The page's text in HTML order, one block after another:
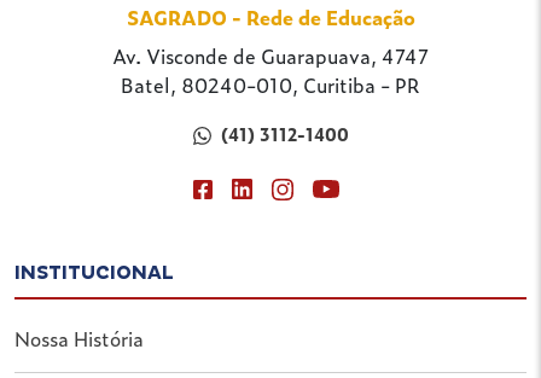
SAGRADO - Rede de Educação
Av. Visconde de Guarapuava, 4747
Batel, 80240-010, Curitiba - PR
(41) 3112-1400
INSTITUCIONAL
Nossa História